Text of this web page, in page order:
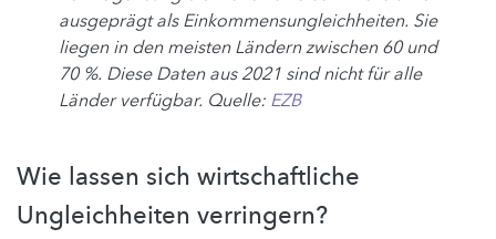
ausgeprägt als Einkommensungleichheiten. Sie
liegen in den meisten Ländern zwischen 60 und
70 %. Diese Daten aus 2021 sind nicht für alle
Länder verfügbar. Quelle: EZB
Wie lassen sich wirtschaftliche
Ungleichheiten verringern?